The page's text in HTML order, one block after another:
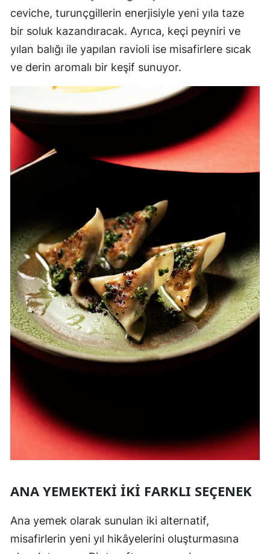
ceviche, turunçgillerin enerjisiyle yeni yıla taze
bir soluk kazandıracak. Ayrıca, keçi peyniri ve
yılan balığı ile yapılan ravioli ise misafirlere sıcak
ve derin aromalı bir keşif sunuyor.
ANA YEMEKTEKI İKI FARKLI SEÇENEK
Ana yemek olarak sunulan iki alternatif,
misafirlerin yeni yıl hikâyelerini oluşturmasına